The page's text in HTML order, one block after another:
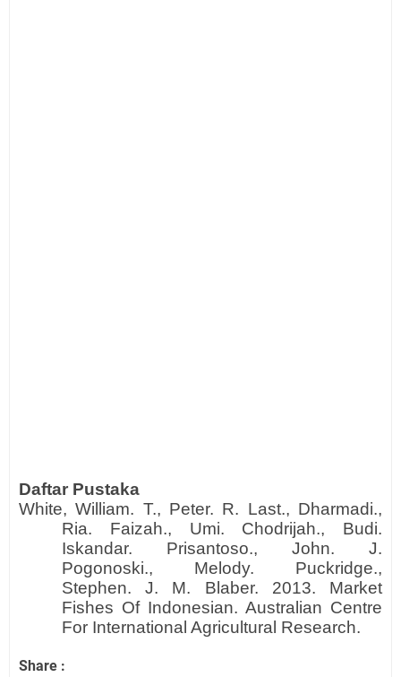
Daftar Pustaka
White, William. T., Peter. R. Last., Dharmadi.,
Ria. Faizah., Umi. Chodrijah., Budi.
Iskandar. Prisantoso., John. J.
Pogonoski., Melody. Puckridge.,
Stephen. J. M. Blaber. 2013. Market
Fishes Of Indonesian. Australian Centre
For International Agricultural Research.
Share :